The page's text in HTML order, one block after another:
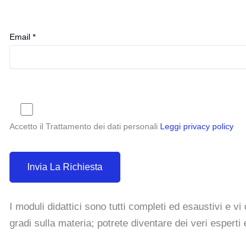
Email *
Accetto il Trattamento dei dati personali Leggi privacy policy
I moduli didattici sono tutti completi ed esaustivi e vi
gradi sulla materia; potrete diventare dei veri esperti